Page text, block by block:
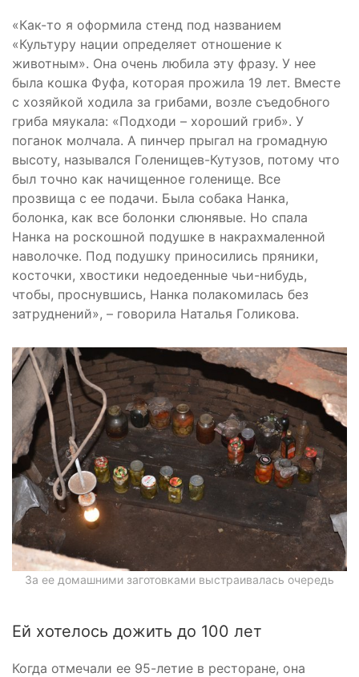
«Как-то я оформила стенд под названием
«Культуру нации определяет отношение к
животным». Она очень любила эту фразу. У нее
была кошка Фуфа, которая прожила 19 лет. Вместе
с хозяйкой ходила за грибами, возле съедобного
гриба мяукала: «Подходи – хороший гриб». У
поганок молчала. А пинчер прыгал на громадную
высоту, назывался Голенищев-Кутузов, потому что
был точно как начищенное голенище. Все
прозвища с ее подачи. Была собака Нанка,
болонка, как все болонки слюнявые. Но спала
Нанка на роскошной подушке в накрахмаленной
наволочке. Под подушку приносились пряники,
косточки, хвостики недоеденные чьи-нибудь,
чтобы, проснувшись, Нанка полакомилась без
затруднений», – говорила Наталья Голикова.
За ее домашними заготовками выстраивалась очередь
Ей хотелось дожить до 100 лет
Когда отмечали ее 95-летие в ресторане, она